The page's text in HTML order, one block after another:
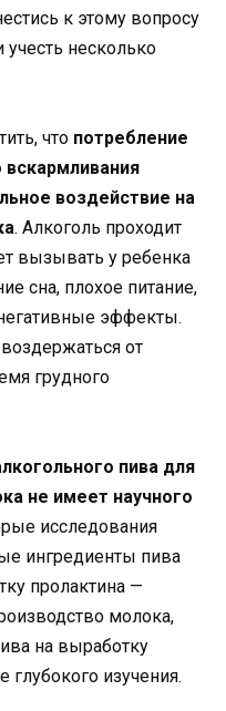
к этому вопросу
несколько
что потребление
вскармливания
воздействие на
. Алкоголь проходит
вызывать у ребенка
сна, плохое питание,
эффекты.
от
грудного
пива для
не имеет научного
исследования
ингредиенты пива
пролактина —
молока,
на выработку
глубокого изучения.